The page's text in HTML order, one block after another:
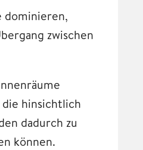
dominieren,
zwischen
hinsichtlich
dadurch zu
können.